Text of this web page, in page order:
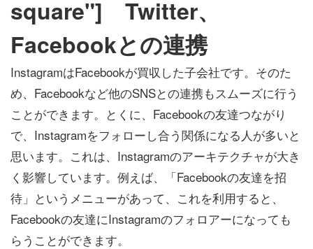
square"] Twitter、
Facebookとの連携
InstagramはFacebookが買収した子会社です。そのた
め、Facebookなど他のSNSとの連携もスムーズに行う
ことができます。とくに、Facebookの友達つながり
で、Instagramをフォローし合う関係になる人が多いと
思います。これは、Instagramのアーキテクチャが大き
く影響しています。例えば、「Facebookの友達を招
待」というメニューがあって、これを利用すると、
Facebookの友達にInstagramのフォロアーになっても
らうことができます。